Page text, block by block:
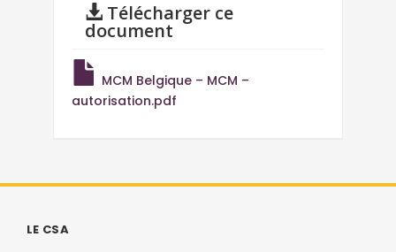
Télécharger ce
document
MCM Belgique – MCM –
autorisation.pdf
LE CSA